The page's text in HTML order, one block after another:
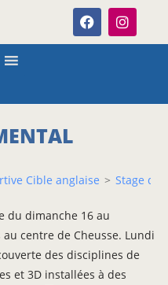
Cible anglaise > Stage
du dimanche 16 au
centre de Cheusse. Lundi
des disciplines de
et 3D installées à des